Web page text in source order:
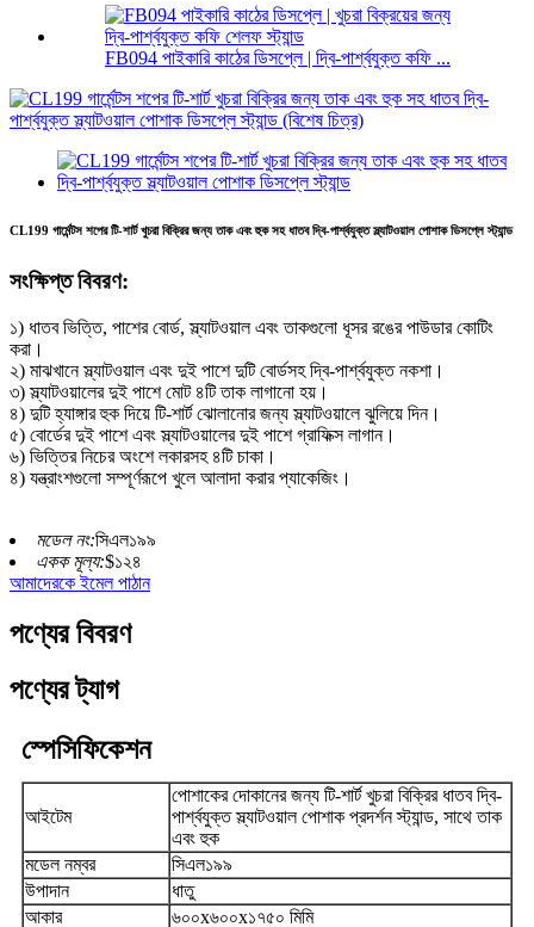
FB094 পাইকারি কাঠের ডিসপ্লে | দ্বি-পার্শ্বযুক্ত কফি ...
CL199 গার্মেন্টস শপের টি-শার্ট খুচরা বিক্রির জন্য তাক এবং হুক সহ ধাতব দ্বি-পার্শ্বযুক্ত স্ল্যাটওয়াল পোশাক ডিসপ্লে স্ট্যান্ড
সংক্ষিপ্ত বিবরণ:
১) ধাতব ভিত্তি, পাশের বোর্ড, স্ল্যাটওয়াল এবং তাকগুলো ধূসর রঙের পাউডার কোটিং
করা।
২) মাঝখানে স্ল্যাটওয়াল এবং দুই পাশে দুটি বোর্ডসহ দ্বি-পার্শ্বযুক্ত নকশা।
৩) স্ল্যাটওয়ালের দুই পাশে মোট ৪টি তাক লাগানো হয়।
৪) দুটি হ্যাঙ্গার হুক দিয়ে টি-শার্ট ঝোলানোর জন্য স্ল্যাটওয়ালে ঝুলিয়ে দিন।
৫) বোর্ডের দুই পাশে এবং স্ল্যাটওয়ালের দুই পাশে গ্রাফিক্স লাগান।
৬) ভিত্তির নিচের অংশে লকারসহ ৪টি চাকা।
৪) যন্ত্রাংশগুলো সম্পূর্ণরূপে খুলে আলাদা করার প্যাকেজিং।
মডেল নং:সিএল১৯৯
একক মূল্য:$১২৪
আমাদেরকে ইমেল পাঠান
পণ্যের বিবরণ
পণ্যের ট্যাগ
স্পেসিফিকেশন
আইটেম
পোশাকের দোকানের জন্য টি-শার্ট খুচরা বিক্রির ধাতব দ্বি-
পার্শ্বযুক্ত স্ল্যাটওয়াল পোশাক প্রদর্শন স্ট্যান্ড, সাথে তাক
এবং হুক
মডেল নম্বর
সিএল১৯৯
উপাদান
ধাতু
আকার
৬০০x৬০০x১৭৫০ মিমি